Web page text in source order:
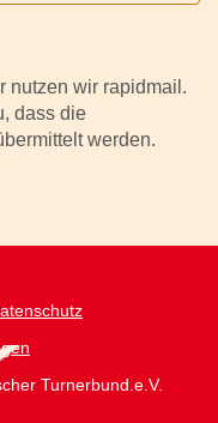
nutzen wir rapidmail.
dass die
werden.
Turnerbund.e.V.